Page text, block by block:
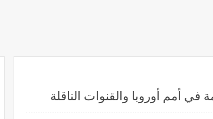
في أمم أوروبا والقنوات الناقلة